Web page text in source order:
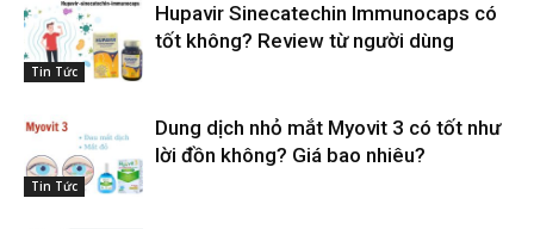
Tin Tức
Hupavir Sinecatechin Immunocaps có
tốt không? Review từ người dùng
Tin Tức
Dung dịch nhỏ mắt Myovit 3 có tốt như
lời đồn không? Giá bao nhiêu?